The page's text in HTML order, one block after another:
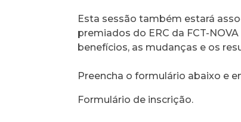
Esta sessão também estará
premiados do ERC da FCT-
benefícios, as mudanças e os
Preencha o formulário abaixo e
Formulário de inscrição.